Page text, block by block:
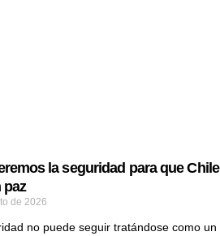
la seguridad para que Chile
paz
de 2026
no puede seguir tratándose como un